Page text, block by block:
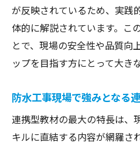
が反映されているため、実践
体的に解説されています。こ
とで、現場の安全性や品質向
ップを目指す方にとって大き
防水工事現場で強みとなる
連携型教材の最大の特長は、
キルに直結する内容が網羅さ